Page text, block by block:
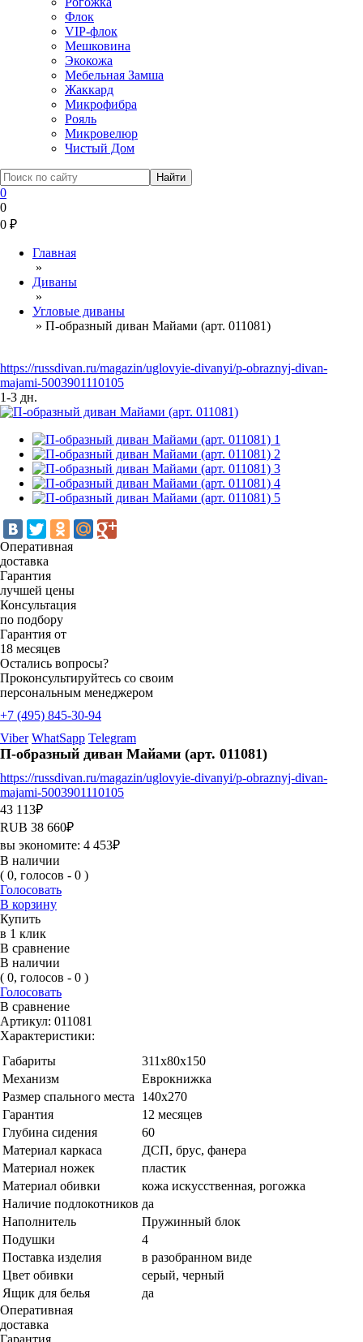
Флок
VIP-флок
Мешковина
Экокожа
Мебельная Замша
Жаккард
Микрофибра
Рояль
Микровелюр
Чистый Дом
0
0
0 ₽
Главная
»
Диваны
»
Угловые диваны
» П-образный диван Майами (арт. 011081)
https://russdivan.ru/magazin/uglovyie-divanyi/p-obraznyj-divan-
majami-5003901110105
1-3 дн.
Оперативная
доставка
Гарантия
лучшей цены
Консультация
по подбору
Гарантия от
18 месяцев
Остались вопросы?
Проконсультируйтесь со своим
персональным менеджером
+7 (495) 845-30-94
Viber WhatSapp Telegram
П-образный диван Майами (арт. 011081)
https://russdivan.ru/magazin/uglovyie-divanyi/p-obraznyj-divan-
majami-5003901110105
43 113₽
RUB 38 660₽
вы экономите: 4 453₽
В наличии
( 0, голосов - 0 )
Голосовать
В корзину
Купить
в 1 клик
В сравнение
В наличии
( 0, голосов - 0 )
Голосовать
В сравнение
Артикул: 011081
Характеристики:
Габариты
311х80х150
Механизм
Еврокнижка
Размер спального места
140х270
Гарантия
12 месяцев
Глубина сидения
60
Материал каркаса
ДСП, брус, фанера
Материал ножек
пластик
Материал обивки
кожа искусственная, рогожка
Наличие подлокотников да
Наполнитель
Пружинный блок
Подушки
4
Поставка изделия
в разобранном виде
Цвет обивки
серый, черный
Ящик для белья
да
Оперативная
доставка
Гарантия